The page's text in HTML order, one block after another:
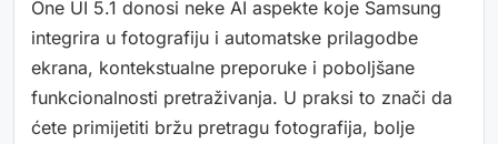
One UI 5.1 donosi neke AI aspekte koje Samsung
integrira u fotografiju i automatske prilagodbe
ekrana, kontekstualne preporuke i poboljšane
funkcionalnosti pretraživanja. U praksi to znači da
ćete primijetiti bržu pretragu fotografija, bolje